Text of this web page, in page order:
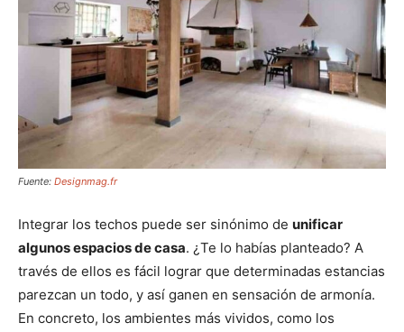
Fuente: Designmag.fr
Integrar los techos puede ser sinónimo de unificar
algunos espacios de casa. ¿Te lo habías planteado? A
través de ellos es fácil lograr que determinadas estancias
parezcan un todo, y así ganen en sensación de armonía.
En concreto, los ambientes más vividos, como los